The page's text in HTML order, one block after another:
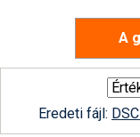
A
Eredeti fájl: